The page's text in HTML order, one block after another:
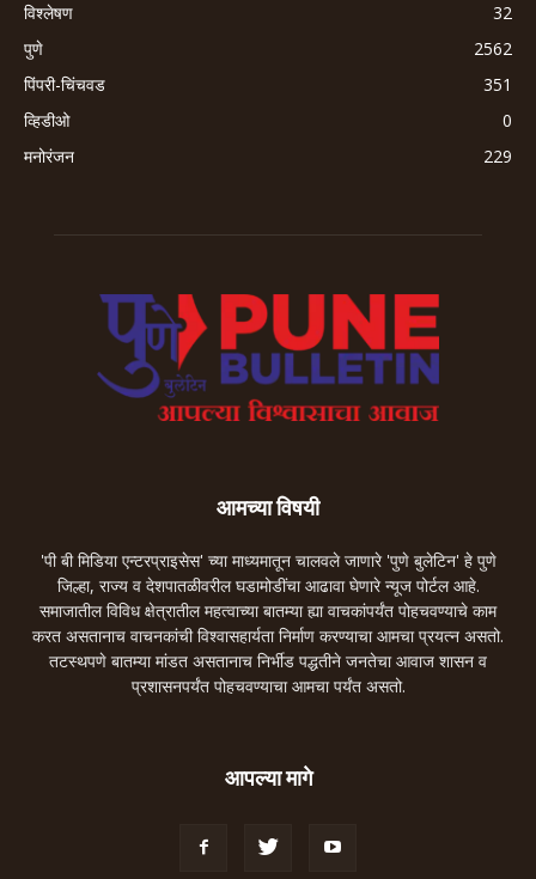
विश्लेषण
32
पुणे
2562
पिंपरी-चिंचवड
351
व्हिडीओ
0
मनोरंजन
229
आमच्या विषयी
'पी बी मिडिया एन्टरप्राइसेस' च्या माध्यमातून चालवले जाणारे 'पुणे बुलेटिन' हे पुणे
जिल्हा, राज्य व देशपातळीवरील घडामोडींचा आढावा घेणारे न्यूज पोर्टल आहे.
समाजातील विविध क्षेत्रातील महत्वाच्या बातम्या ह्या वाचकांपर्यंत पोहचवण्याचे काम
करत असतानाच वाचनकांची विश्वासहार्यता निर्माण करण्याचा आमचा प्रयत्न असतो.
तटस्थपणे बातम्या मांडत असतानाच निर्भीड पद्धतीने जनतेचा आवाज शासन व
प्रशासनपर्यंत पोहचवण्याचा आमचा पर्यंत असतो.
आपल्या मागे